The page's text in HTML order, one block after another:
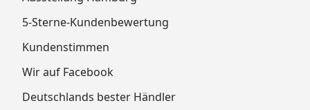
5-Sterne-Kundenbewertung
Kundenstimmen
Wir auf Facebook
Deutschlands bester Händler